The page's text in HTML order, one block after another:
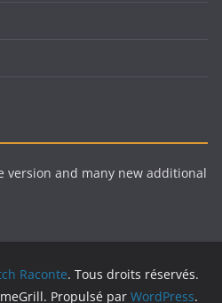
version and many new additional
Raconte. Tous droits réservés.
Propulsé par WordPress.